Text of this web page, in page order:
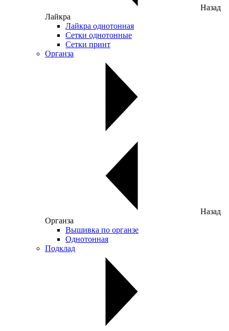
Назад
Лайкра
Лайкра однотонная
Сетки однотонные
Сетки принт
Органза
Назад
Органза
Вышивка по органзе
Однотонная
Подклад